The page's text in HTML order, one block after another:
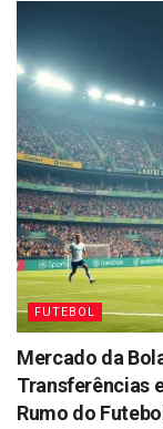
FUTEBOL
Mercado da
Transferências
Rumo do